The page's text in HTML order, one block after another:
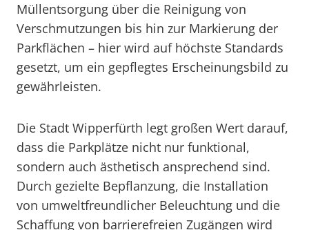
Müllentsorgung über die Reinigung von
Verschmutzungen bis hin zur Markierung der
Parkflächen – hier wird auf höchste Standards
gesetzt, um ein gepflegtes Erscheinungsbild zu
gewährleisten.
Die Stadt Wipperfürth legt großen Wert darauf,
dass die Parkplätze nicht nur funktional,
sondern auch ästhetisch ansprechend sind.
Durch gezielte Bepflanzung, die Installation
von umweltfreundlicher Beleuchtung und die
Schaffung von barrierefreien Zugängen wird